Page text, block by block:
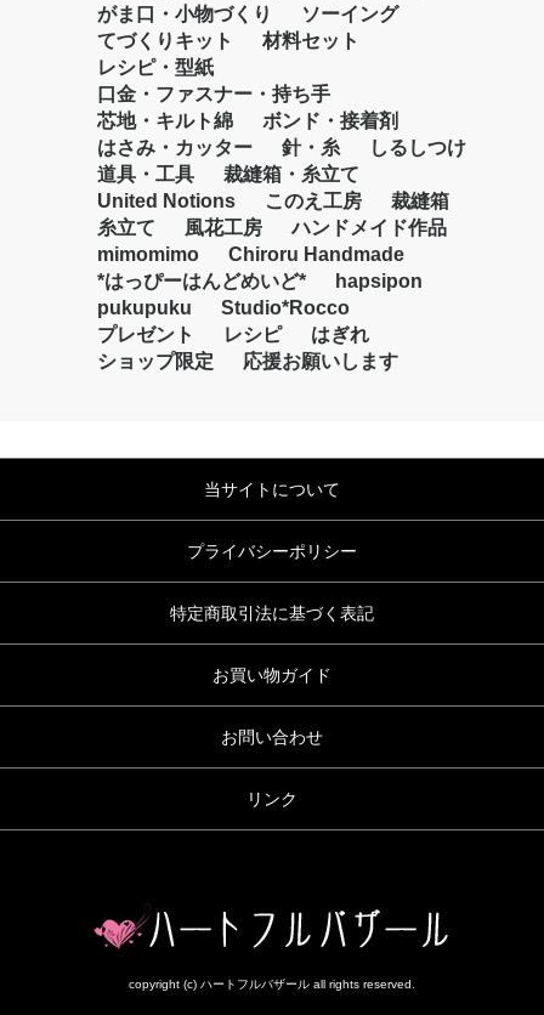
がま口・小物づくり
ソーイング
てづくりキット
材料セット
レシピ・型紙
口金・ファスナー・持ち手
芯地・キルト綿
ボンド・接着剤
はさみ・カッター
針・糸
しるしつけ
道具・工具
裁縫箱・糸立て
United Notions
このえ工房
裁縫箱
糸立て
風花工房
ハンドメイド作品
mimomimo
Chiroru Handmade
*はっぴーはんどめいど*
hapsipon
pukupuku
Studio*Rocco
プレゼント
レシピ
はぎれ
ショップ限定
応援お願いします
当サイトについて
プライバシーポリシー
特定商取引法に基づく表記
お買い物ガイド
お問い合わせ
リンク
copyright (c) ハートフルバザール all rights reserved.